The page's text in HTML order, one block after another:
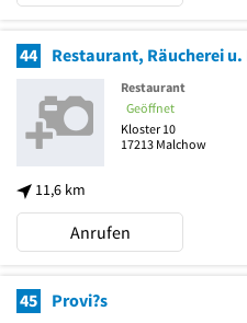
44
11,6 km
Restaurant
Geöffnet
Kloster 10
17213 Malchow
Anrufen
45 Provi?s